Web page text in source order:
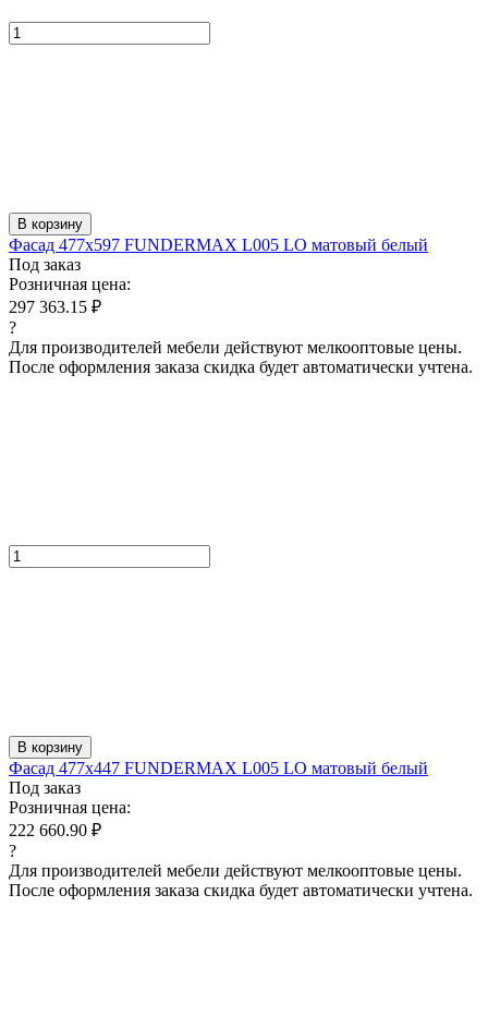
В корзину
Фасад 477x597 FUNDERMAX L005 LO матовый белый
Под заказ
Розничная цена:
297 363.15 ₽
?
Для производителей мебели действуют мелкооптовые цены.
После оформления заказа скидка будет автоматически учтена.
В корзину
Фасад 477x447 FUNDERMAX L005 LO матовый белый
Под заказ
Розничная цена:
222 660.90 ₽
?
Для производителей мебели действуют мелкооптовые цены.
После оформления заказа скидка будет автоматически учтена.